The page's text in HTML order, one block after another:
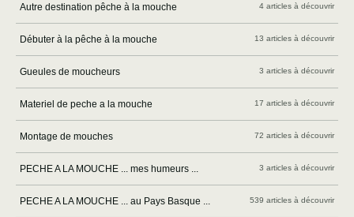
Autre destination pêche à la mouche 4 articles à découvrir
Débuter à la pêche à la mouche 13 articles à découvrir
Gueules de moucheurs 3 articles à découvrir
Materiel de peche a la mouche 17 articles à découvrir
Montage de mouches 72 articles à découvrir
PECHE A LA MOUCHE ... mes humeurs ... 3 articles à découvrir
PECHE A LA MOUCHE ... au Pays Basque ... 539 articles à découvrir